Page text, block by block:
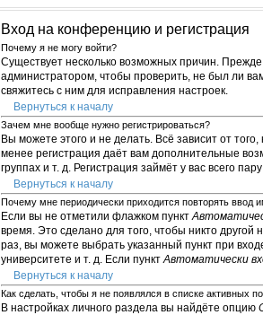
Вход на конференцию и регистрация
Почему я не могу войти?
Существует несколько возможных причин.
администратором, чтобы проверить, не был ли
свяжитесь с ним для исправления настроек.
Вернуться к началу
Зачем мне вообще нужно регистрироваться?
Вы можете этого и не делать. Всё зависит от
менее регистрация даёт вам дополнительные
группах и т. д. Регистрация займёт у вас всего
Вернуться к началу
Почему мне периодически приходится повторять ввод
Если вы не отметили флажком пункт
время. Это сделано для того, чтобы никто
раз, вы можете выбрать указанный пункт при
университете и т. д. Если пунктАвтоматически
Вернуться к началу
Как сделать, чтобы я не появлялся в списке активных
В настройках личного раздела вы найдёте опцию